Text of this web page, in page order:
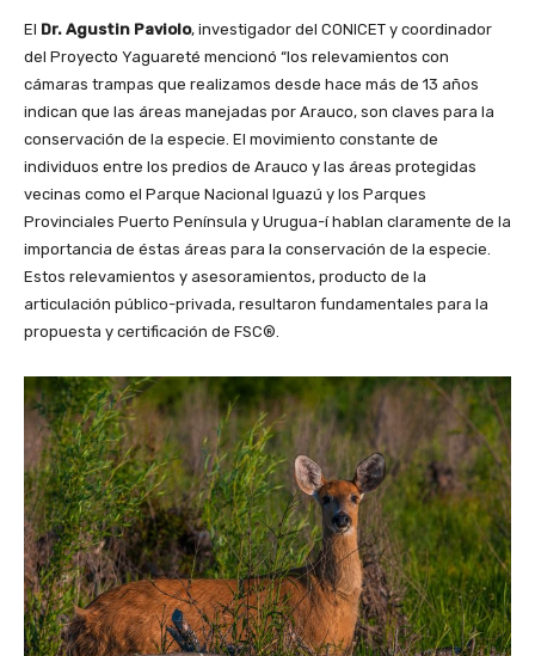
El Dr. Agustin Paviolo, investigador del CONICET y coordinador
del Proyecto Yaguareté mencionó “los relevamientos con
cámaras trampas que realizamos desde hace más de 13 años
indican que las áreas manejadas por Arauco, son claves para la
conservación de la especie. El movimiento constante de
individuos entre los predios de Arauco y las áreas protegidas
vecinas como el Parque Nacional Iguazú y los Parques
Provinciales Puerto Península y Urugua-í hablan claramente de la
importancia de éstas áreas para la conservación de la especie.
Estos relevamientos y asesoramientos, producto de la
articulación público-privada, resultaron fundamentales para la
propuesta y certificación de FSC®.